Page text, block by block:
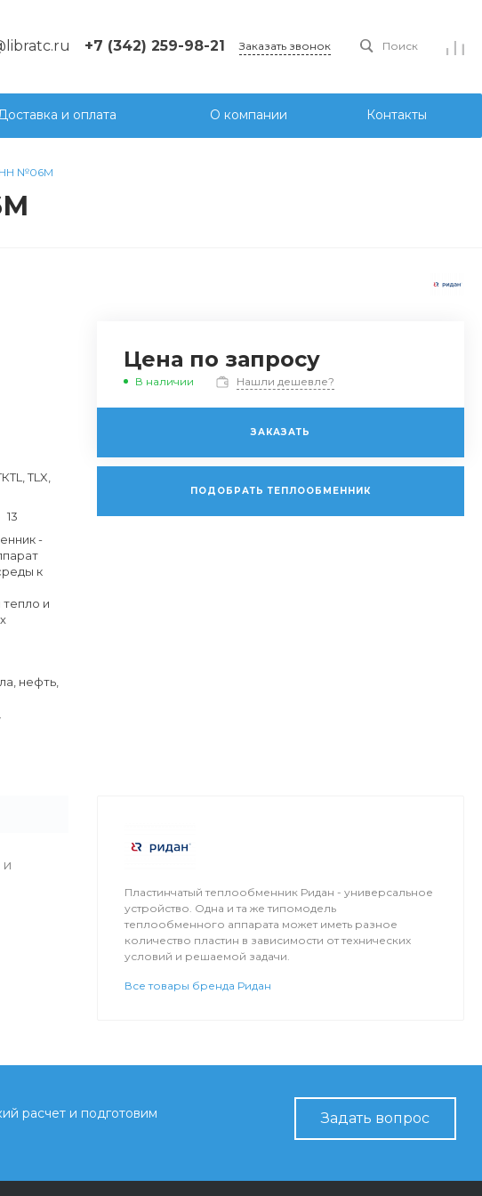
+7 (342) 259-98-21 Заказать звонок Поиск
и оплата О компании Контакты
НН №06М
TLX,
13
-
к
и
нефть,
Цена по запросу
В наличии Нашли дешевле?
ЗАКАЗАТЬ
ПОДОБРАТЬ ТЕПЛООБМЕННИК
и
Пластинчатый теплообменник Ридан - универсальное
устройство. Одна и та же типомодель
теплообменного аппарата может иметь разное
количество пластин в зависимости от технических
условий и решаемой задачи.
Все товары бренда Ридан
расчет и подготовим
Задать вопрос